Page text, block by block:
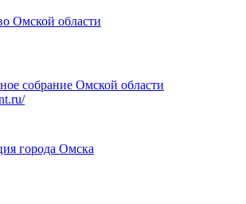
Омской области
собрание Омской области
города Омска